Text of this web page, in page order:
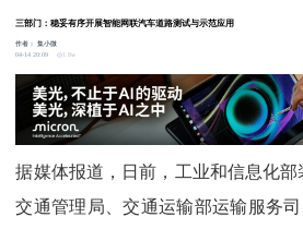
三部门：稳妥有序开展智能网联汽车道路测试与示范应用
作者：集小微
04-14 20:09
1.8w
据媒体报道，日前，工业和信息化
交通管理局、交通运输部运输服务